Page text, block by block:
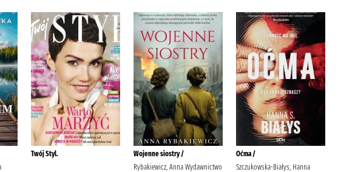
Twój Styl.
Wojenne siostry /
Rybakiewicz, Anna Wydawnictwo
Oćma /
Szczukowska-Białys, Hanna